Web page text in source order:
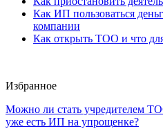
Как ИП пользоваться
компании
Как открыть ТОО и что
Избранное
Можно ли стать учредителем
уже есть ИП на упрощенке?